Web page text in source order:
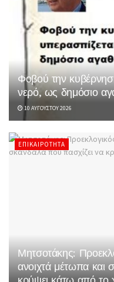
Φοβού την
νερό, ως δημόσιο
10 ΑΥΓΟΎΣΤΟΥ 2026
ΕΠΙΚΑΙΡΌΤΗΤΑ
Μητσοτάκης:
ανοιχτά μέτωπα και